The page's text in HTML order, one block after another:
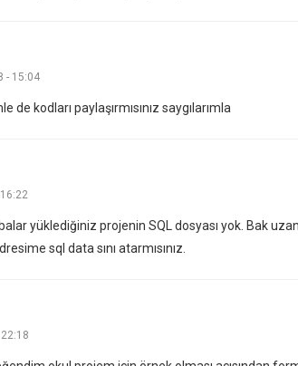
- 15:04
de kodları paylaşırmısınız saygılarımla
yüklediğiniz projenin SQL dosyası yok. Bak
sql data sını atarmısınız.